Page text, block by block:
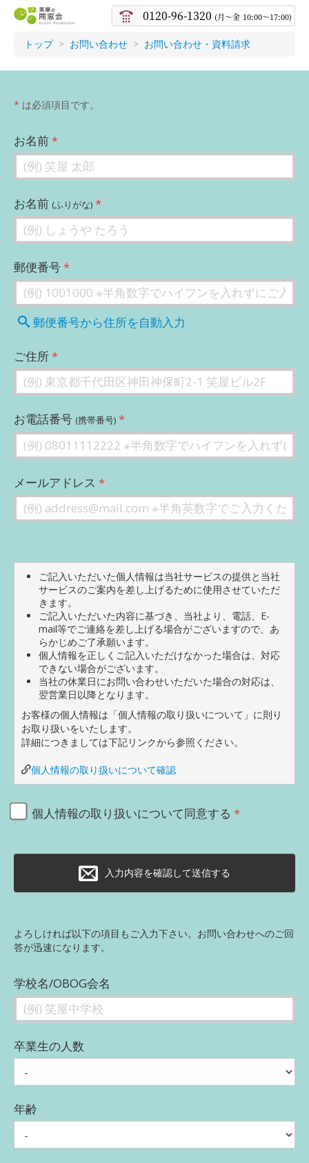
笑屋
の同
窓会
0120-96-1320 月〜金 10:00～17:00
トップ お問い合わせ お問い合わせ・資料請求
* は必須項目です。
お名前
お名前 (ふりがな)
郵便番号
郵便番号から住所を自動入力
ご住所
お電話番号 (携帯番号)
メールアドレス
ご記入いただいた個人情報は当社サービスの提供と当社
サービスのご案内を差し上げるために使用させていただ
きます。
ご記入いただいた内容に基づき、当社より、電話、E-
mail等でご連絡を差し上げる場合がございますので、あ
らかじめご了承願います。
個人情報を正しくご記入いただけなかった場合は、対応
できない場合がございます。
当社の休業日にお問い合わせいただいた場合の対応は、
翌営業日以降となります。
お客様の個人情報は「個人情報の取り扱いについて」に則り
お取り扱いをいたします。
詳細につきましては下記リンクから参照ください。
個人情報の取り扱いについて確認
個人情報の取り扱いについて同意する
入力内容を確認して送信する
よろしければ以下の項目もご入力下さい。お問い合わせへのご回
答が迅速になります。
学校名/OBOG会名
卒業生の人数
年齢